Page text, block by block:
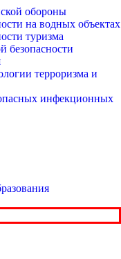
обороны
на водных объектах
туризма
безопасности
терроризма и
инфекционных